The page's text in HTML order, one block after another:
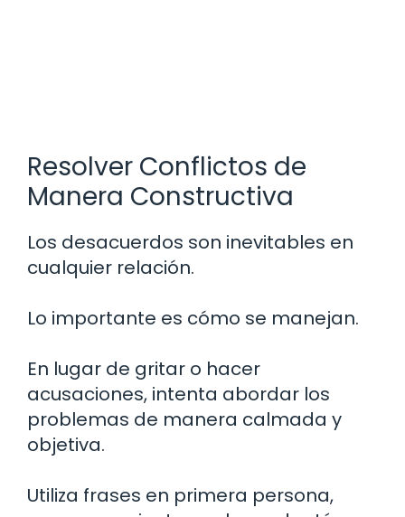
Resolver Conflictos de
Manera Constructiva
Los desacuerdos son inevitables en
cualquier relación.
Lo importante es cómo se manejan.
En lugar de gritar o hacer
acusaciones, intenta abordar los
problemas de manera calmada y
objetiva.
Utiliza frases en primera persona,